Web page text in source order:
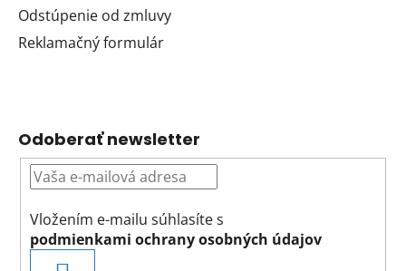
Odstúpenie od zmluvy
Reklamačný formulár
Odoberať newsletter
Vložením e-mailu súhlasíte s
podmienkami ochrany osobných údajov